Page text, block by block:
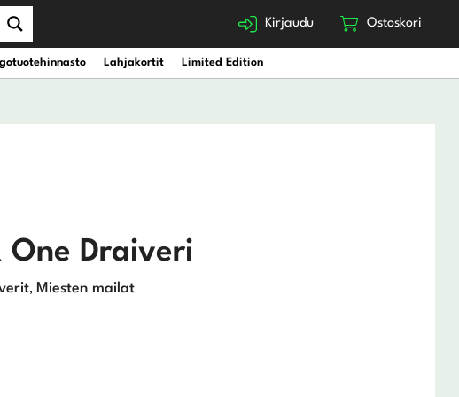
Kirjaudu Ostoskori
Lahjakortit Limited Edition
One Draiveri
, Miesten mailat